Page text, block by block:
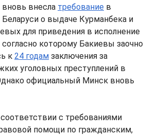
внесла требование в
Беларуси о выдаче Курманбека и
для приведения в исполнение
согласно которому Бакиевы заочно
к 24 годам заключения за
уголовных преступлений в
официальный Минск вновь
с требованиями
помощи по гражданским,